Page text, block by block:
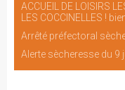
ACCUEIL DE LOISIRS
LES COCCINELLES !
Arrêté préfectoral
Alerte sècheresse du 9